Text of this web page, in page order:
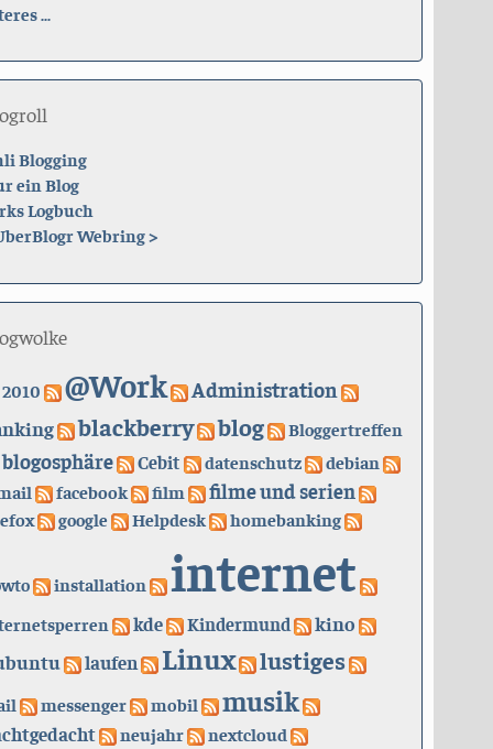
...
Blogging
ein Blog
Logbuch
Webring>
2010 @Work Administration
blackberry blog Bloggertreffen
blogosphäre Cebit datenschutz
debian
facebook film filme und serien
google Helpdesk homebanking
installation internet
kde Kindermund
kino
laufen Linux lustiges
messenger mobil musik
neujahr nextcloud